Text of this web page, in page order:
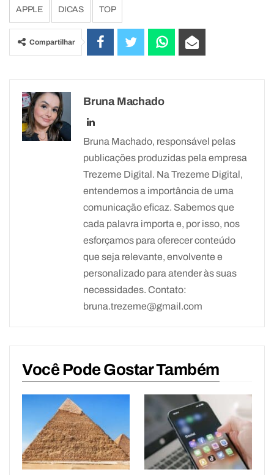
APPLE DICAS TOP
Compartilhar
Bruna Machado
Bruna Machado, responsável pelas
publicações produzidas pela empresa
Trezeme Digital. Na Trezeme Digital,
entendemos a importância de uma
comunicação eficaz. Sabemos que
cada palavra importa e, por isso, nos
esforçamos para oferecer conteúdo
que seja relevante, envolvente e
personalizado para atender às suas
necessidades. Contato:
bruna.trezeme@gmail.com
Você Pode Gostar Também